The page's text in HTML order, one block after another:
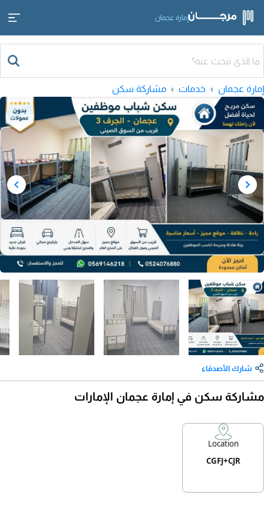
إمارة عجمان
إمارة عجمان خدمات مشاركة سكن
شارك الأصدقاء
مشاركة سكن في إمارة عجمان الإمارات
Location
CGFJ+CJR